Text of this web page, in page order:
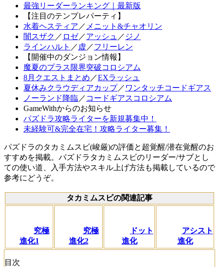
最強リーダーランキング｜最新版
【注目のテンプレパーティ】
水着ヘスティア ／ メニット&チャオリン
闇スザク ／ ロゼ／アッシュ ／ ジノ
ラインハルト ／ 虚 ／フリーレン
【開催中のダンジョン情報】
魔夏のプラス限界突破コロシアム
8月クエストまとめ ／EXラッシュ
夏休みクラウディアカップ／ ワンタッチコードギアス
ノーランド降臨／ コードギアスコロシアム
GameWithからのお知らせ
パズドラ攻略ライターを新規募集中！
未経験可&完全在宅！攻略ライター募集！
パズドラのタカミムスビ(峻厳)の評価と超覚醒/潜在覚醒のお
すすめを掲載。パズドラタカミムスビのリーダー/サブとし
ての使い道、入手方法やスキル上げ方法も掲載しているので
参考にどうぞ。
タカミムスビの関連記事
究極
進化1
究極
進化2
ドット
進化
アシスト
進化
目次